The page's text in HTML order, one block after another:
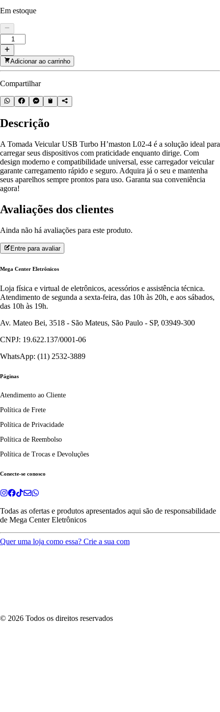
Em estoque
Adicionar ao carrinho
Compartilhar
Descrição
A Tomada Veicular USB Turbo H’maston L02-4 é a solução ideal para
carregar seus dispositivos com praticidade enquanto dirige. Com
design moderno e compatibilidade universal, esse carregador veicular
garante carregamento rápido e seguro. Adquira já o seu e mantenha
seus aparelhos sempre prontos para uso. Garanta sua conveniência
agora!
Avaliações dos clientes
Ainda não há avaliações para este produto.
Entre para avaliar
Mega Center Eletrônicos
Loja física e virtual de eletrônicos, acessórios e assistência técnica.
Atendimento de segunda a sexta-feira, das 10h às 20h, e aos sábados,
das 10h às 19h.
Av. Mateo Bei, 3518 - São Mateus, São Paulo - SP, 03949-300
CNPJ: 19.622.137/0001-06
WhatsApp: (11) 2532-3889
Páginas
Atendimento ao Cliente
Política de Frete
Política de Privacidade
Política de Reembolso
Política de Trocas e Devoluções
Conecte-se conosco
Todas as ofertas e produtos apresentados aqui são de responsabilidade
de Mega Center Eletrônicos
Quer uma loja como essa? Crie a sua com
© 2026 Todos os direitos reservados